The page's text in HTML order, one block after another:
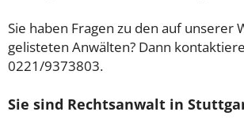
Sie haben Fragen zu den auf unserer
gelisteten Anwälten? Dann
0221/9373803.
Sie sind Rechtsanwalt in